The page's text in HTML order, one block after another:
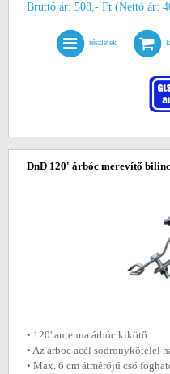
Bruttó ár: 508,- Ft (Nettó ár:
részletek
DnD 120' árbóc merevítő
• 120' antenna árbóc kikötő
• Az árboc acél sodronykötélel
• Max. 6 cm átmérőjű cső